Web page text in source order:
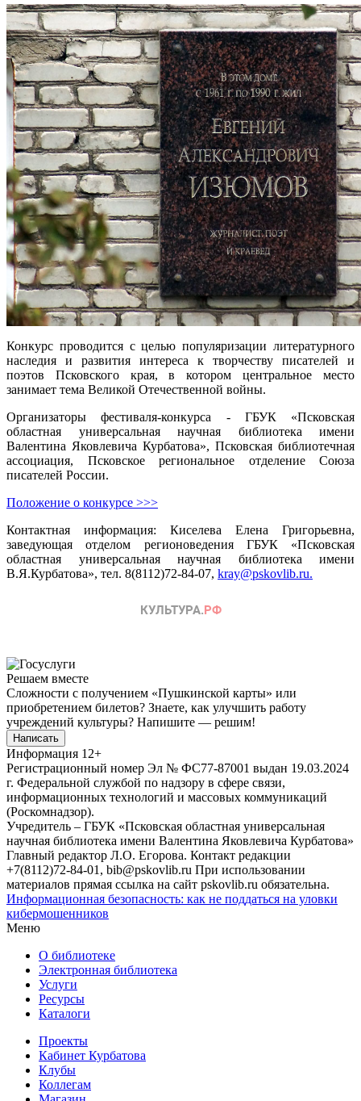
Конкурс проводится с целью популяризации литературного
наследия и развития интереса к творчеству писателей и
поэтов Псковского края, в котором центральное место
занимает тема Великой Отечественной войны.
Организаторы фестиваля-конкурса - ГБУК «Псковская
областная универсальная научная библиотека имени
Валентина Яковлевича Курбатова», Псковская библиотечная
ассоциация, Псковское региональное отделение Союза
писателей России.
Положение о конкурсе >>>
Контактная информация: Киселева Елена Григорьевна,
заведующая отделом регионоведения ГБУК «Псковская
областная универсальная научная библиотека имени
В.Я.Курбатова», тел. 8(8112)72-84-07, kray@pskovlib.ru.
Решаем вместе
Сложности с получением «Пушкинской карты» или
приобретением билетов? Знаете, как улучшить работу
учреждений культуры? Напишите — решим!
Написать
Информация 12+
Регистрационный номер Эл № ФС77-87001 выдан 19.03.2024
г. Федеральной службой по надзору в сфере связи,
информационных технологий и массовых коммуникаций
(Роскомнадзор).
Учредитель – ГБУК «Псковская областная универсальная
научная библиотека имени Валентина Яковлевича Курбатова»
Главный редактор Л.О. Егорова. Контакт редакции
+7(8112)72-84-01, bib@pskovlib.ru При использовании
материалов прямая ссылка на сайт pskovlib.ru обязательна.
Информационная безопасность: как не поддаться на уловки
кибермошенников
Меню
О библиотеке
Электронная библиотека
Услуги
Ресурсы
Каталоги
Проекты
Кабинет Курбатова
Клубы
Коллегам